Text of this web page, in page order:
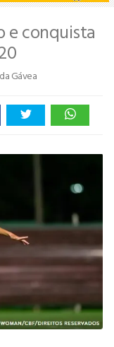
e conquista
Gávea